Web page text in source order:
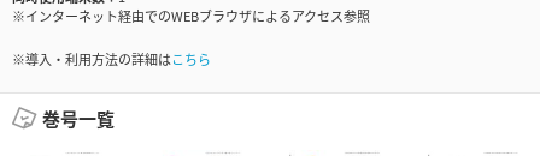
※インターネット経由でのWEBブラウザによるアクセス参照
※導入・利用方法の詳細はこちら
巻号一覧